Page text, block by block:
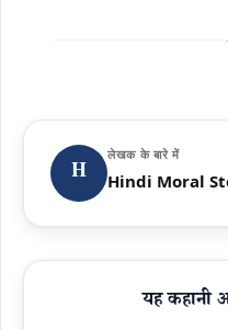
H
लेखक के बारे में
Hindi Moral
यह कहानी